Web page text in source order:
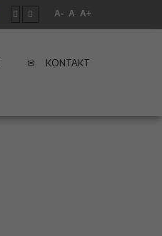
A- A A+
KONTAKT